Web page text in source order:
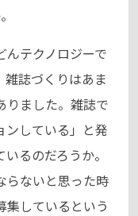
テクノロジーで
誌づくりはあま
りました。雑誌で
ンしている」と発
るのだろうか。
らないと思った時
集しているという